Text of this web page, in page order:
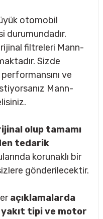
otomobil
durumundadır.
filtreleri Mann-
Sizde
performansını ve
Mann-
olup tamamı
tedarik
korunaklı bir
gönderilecektir.
açıklamalarda
tipi ve motor